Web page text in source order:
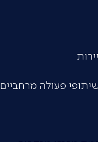
שיתופי פעולה מרחביים